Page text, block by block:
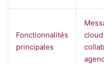
Fonctionnalités
principales
cloud